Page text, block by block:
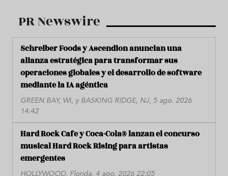
PR Newswire
Schreiber Foods y Ascendion anuncian una
alianza estratégica para transformar sus
operaciones globales y el desarrollo de software
mediante la IA agéntica
GREEN BAY, WI, y BASKING RIDGE, NJ, 5 ago. 2026
14:42
Hard Rock Cafe y Coca-Cola® lanzan el concurso
musical Hard Rock Rising para artistas
emergentes
HOLLYWOOD, Florida, 4 ago. 2026 22:05